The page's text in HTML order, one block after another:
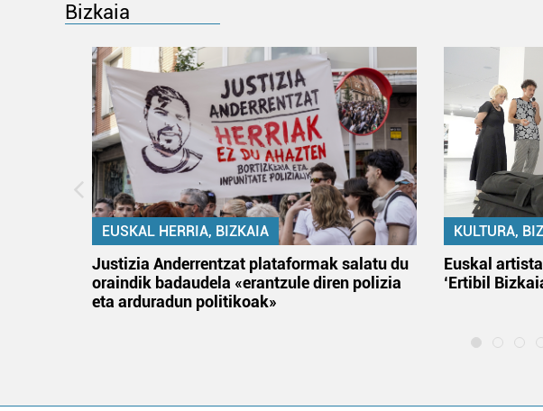
Bizkaia
EUSKAL HERRIA, BIZKAIA
Justizia Anderrentzat plataformak salatu du
oraindik badaudela «erantzule diren polizia
eta arduradun politikoak»
KULTURA,
Euskal
‘Ertibil